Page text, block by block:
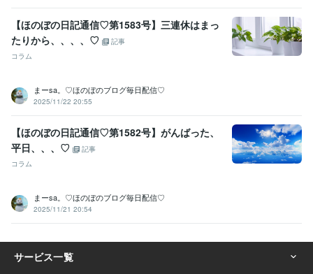
【ほのぼの日記通信♡第1583号】三連休はまっ
たりから、、、、♡
記事
コラム
まーsa。♡ほのぼのブログ毎日配信♡
2025/11/22 20:55
【ほのぼの日記通信♡第1582号】がんばった、
平日、、、♡
記事
コラム
まーsa。♡ほのぼのブログ毎日配信♡
2025/11/21 20:54